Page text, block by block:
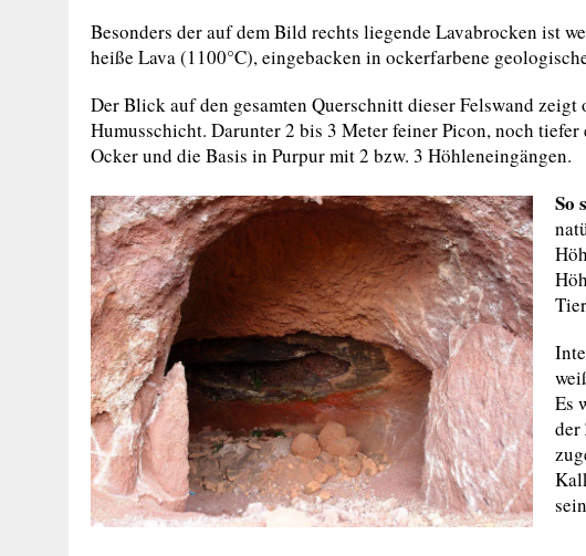
Besonders der auf dem Bild rechts liegende Lavabrocken ist
heiße Lava (1100°C), eingebacken in ockerfarbene
Der Blick auf den gesamten Querschnitt dieser Felswand zeigt
Humusschicht. Darunter 2 bis 3 Meter feiner Picon, noch
Ocker und die Basis in Purpur mit 2 bzw. 3 Höhleneingängen.
So
Es
der